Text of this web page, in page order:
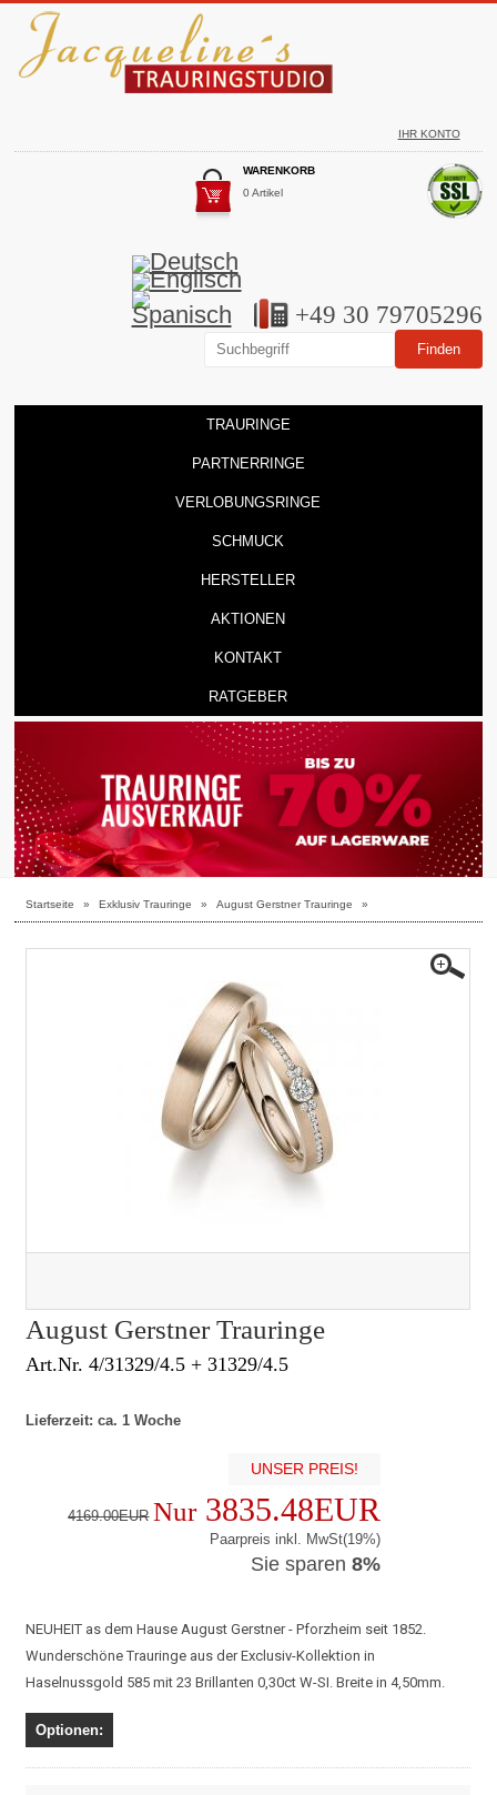
IHR KONTO
WARENKORB
0 Artikel
+49 30 79705296
TRAURINGE
PARTNERRINGE
VERLOBUNGSRINGE
SCHMUCK
HERSTELLER
AKTIONEN
KONTAKT
RATGEBER
Startseite » Exklusiv Trauringe » August Gerstner Trauringe »
August Gerstner Trauringe
Art.Nr. 4/31329/4.5 + 31329/4.5
Lieferzeit: ca. 1 Woche
UNSER PREIS!
4169.00EUR Nur3835.48EUR
Paarpreis inkl. MwSt(19%)
Sie sparen8%
NEUHEIT as dem Hause August Gerstner - Pforzheim seit 1852.
Wunderschöne Trauringe aus der Exclusiv-Kollektion in
Haselnussgold 585 mit 23 Brillanten 0,30ct W-SI. Breite in 4,50mm.
Optionen: